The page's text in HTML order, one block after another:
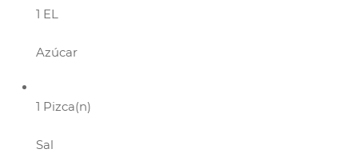
1 EL
Azúcar
1 Pizca(n)
Sal